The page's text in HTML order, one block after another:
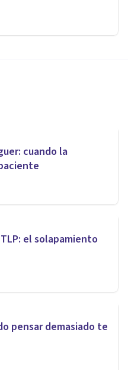
cuando la
el solapamiento
pensar demasiado te